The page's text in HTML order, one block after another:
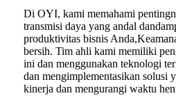
Di OYI, kami memahami
transmisi daya yang andal dan
produktivitas bisnis Anda,
bersih. Tim ahli kami memiliki
ini dan menggunakan teknologi
dan mengimplementasikan solusi
kinerja dan mengurangi waktu